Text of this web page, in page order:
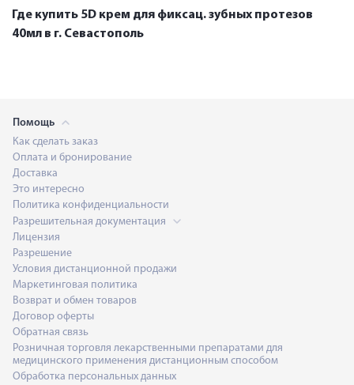
Где купить 5D крем для фиксац. зубных протезов
40мл в г. Севастополь
Помощь
Как сделать заказ
Оплата и бронирование
Доставка
Это интересно
Политика конфиденциальности
Разрешительная документация
Лицензия
Разрешение
Условия дистанционной продажи
Маркетинговая политика
Возврат и обмен товаров
Договор оферты
Обратная связь
Розничная торговля лекарственными препаратами для
медицинского применения дистанционным способом
Обработка персональных данных